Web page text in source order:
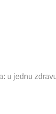
u jednu